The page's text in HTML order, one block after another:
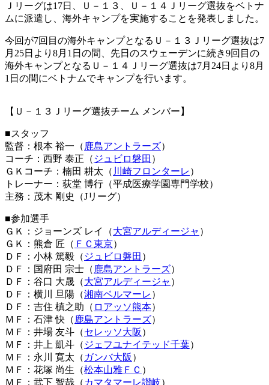
Ｊリーグは17日、Ｕ－１３、Ｕ－１４Ｊリーグ選抜をベトナ
ムに派遣し、海外キャンプを実施することを発表しました。
今回が7回目の海外キャンプとなるＵ－１３Ｊリーグ選抜は7
月25日より8月1日の間、先日のスウェーデンに続き9回目の
海外キャンプとなるＵ－１４Ｊリーグ選抜は7月24日より8月
1日の間にベトナムでキャンプを行います。
【Ｕ－１３Ｊリーグ選抜チーム メンバー】
■スタッフ
監督：根本 裕一（ 鹿島アントラーズ）
コーチ：西野 泰正（ ジュビロ磐田 ）
ＧＫコーチ：楠田 耕太（ 川崎フロンターレ ）
トレーナー：荻堂 博行（平成医療学園専門学校）
主務：茂木 剛史（Jリーグ）
■参加選手
ＧＫ：ジョーンズ レイ（大宮アルディージャ ）
ＧＫ：熊倉 匠（ ＦＣ東京）
ＤＦ：小林 篤毅（ ジュビロ磐田 ）
ＤＦ：国府田 宗士（ 鹿島アントラーズ）
ＤＦ：谷口 大晟（大宮アルディージャ ）
ＤＦ：横川 旦陽（湘南ベルマーレ ）
ＤＦ：吉住 槙之助（ ロアッソ熊本）
ＭＦ：石津 快（ 鹿島アントラーズ）
ＭＦ：井場 友斗（セレッソ大阪 ）
ＭＦ：井上 凱斗（ ジェフユナイテッド千葉）
ＭＦ：永川 寛太（ ガンバ大阪 ）
ＭＦ：花塚 尚生（松本山雅ＦＣ ）
ＭＦ：武下 智哉（ カマタマーレ讃岐）